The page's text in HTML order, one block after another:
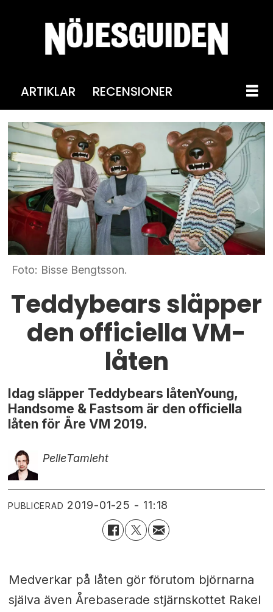
ARTIKLAR RECENSIONER
Foto: Bisse Bengtsson.
Teddybears släpper
den officiella VM-
låten
Idag släpper Teddybears låtenYoung,
Handsome & Fastsom är den officiella
låten för Åre VM 2019.
PelleTamleht
PUBLICERAD 2019-01-25 - 11:18
Medverkar på låten gör förutom björnarna
själva även Årebaserade stjärnskottet Rakel